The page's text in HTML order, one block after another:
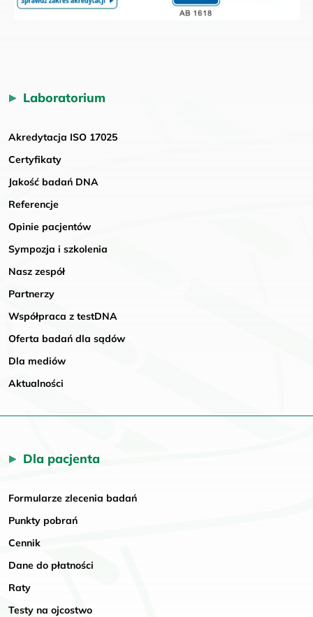
Laboratorium
Akredytacja ISO 17025
Certyfikaty
Jakość badań DNA
Referencje
Opinie pacjentów
Sympozja i szkolenia
Nasz zespół
Partnerzy
Współpraca z testDNA
Oferta badań dla sądów
Dla mediów
Aktualności
Dla pacjenta
Formularze zlecenia badań
Punkty pobrań
Cennik
Dane do płatności
Raty
Testy na ojcostwo